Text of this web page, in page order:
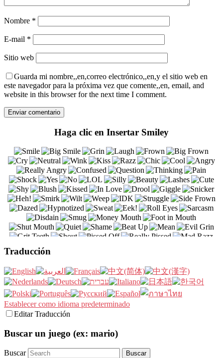
Nombre *
E-mail *
Sitio web
Guarda mi nombre,,en,correo electrónico,,en,y el sitio web en
este navegador para la próxima vez que comente,,en, email, and
website in this browser for the next time I comment.
Haga clic en Insertar Smiley
Traducción
Establecer como idioma predeterminado
Editar Traducción
Buscar un juego (ex: mario)
Buscar